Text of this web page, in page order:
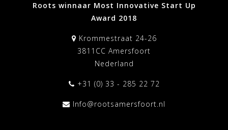
Roots winnaar Most Innovative Start Up
Award 2018
Krommestraat 24-26
3811CC Amersfoort
Nederland
+31 (0) 33 - 285 22 72
Info@rootsamersfoort.nl